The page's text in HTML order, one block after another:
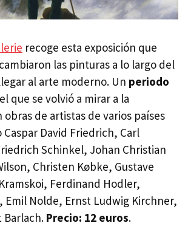
recoge esta exposición que
las pinturas a lo largo del
al arte moderno. Un periodo
que se volvió a mirar a la
de artistas de varios países
David Friedrich, Carl
Schinkel, Johan Christian
Christen Købke, Gustave
Ferdinand Hodler,
Emil Nolde, Ernst Ludwig Kirchner,
Barlach. Precio: 12 euros.